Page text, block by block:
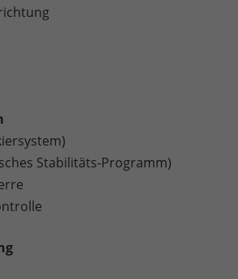
Stabilitäts-Programm)